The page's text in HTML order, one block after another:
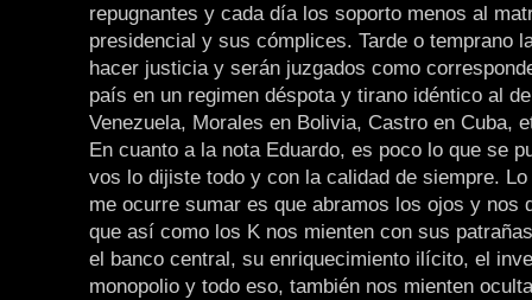
repugnantes y cada día los soporto menos al
presidencial y sus cómplices. Tarde o temprano
hacer justicia y serán juzgados como
país en un regimen déspota y tirano idéntico al
Venezuela, Morales en Bolivia, Castro en Cuba,
En cuanto a la nota Eduardo, es poco lo que se
vos lo dijiste todo y con la calidad de siempre.
me ocurre sumar es que abramos los ojos y nos
que así como los K nos mienten con sus
el banco central, su enriquecimiento ilícito, el
monopolio y todo eso, también nos mienten